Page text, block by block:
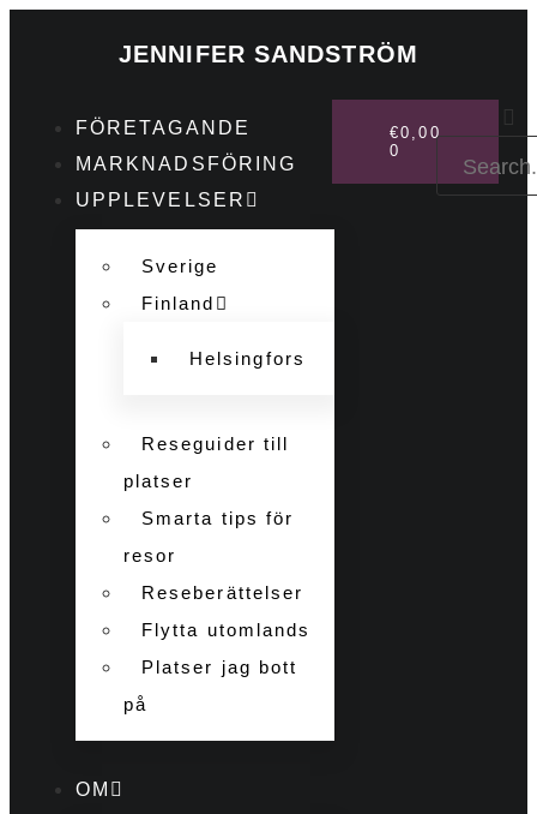
JENNIFER SANDSTRÖM
FÖRETAGANDE
MARKNADSFÖRING
UPPLEVELSER
Sverige
Finland
Helsingfors
Reseguider till
platser
Smarta tips för
resor
Reseberättelser
Flytta utomlands
Platser jag bott
på
OM
€0,00
0